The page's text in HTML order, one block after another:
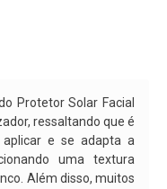
Por R$ 84,99/cada
Protetor Solar Facial
ressaltando que é
e se adapta a
uma textura
Além disso, muitos